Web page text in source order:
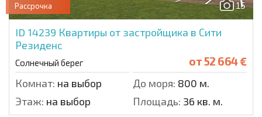
15
Рассрочка
ID 14239 Квартиры от застройщика в Сити
Резиденс
Солнечный берег от52 664 €
Комнат: на выбор До моря: 800 м.
Этаж: на выбор Площадь: 36 кв. м.